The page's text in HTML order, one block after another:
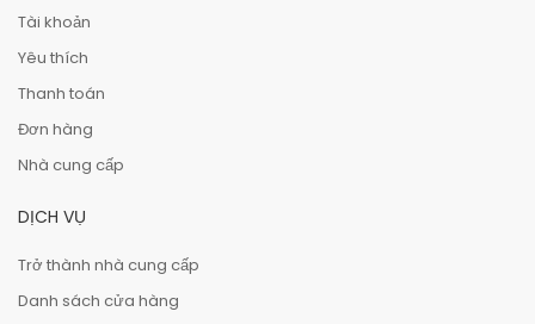
Tài khoản
Yêu thích
Thanh toán
Đơn hàng
Nhà cung cấp
DỊCH VỤ
Trở thành nhà cung cấp
Danh sách cửa hàng